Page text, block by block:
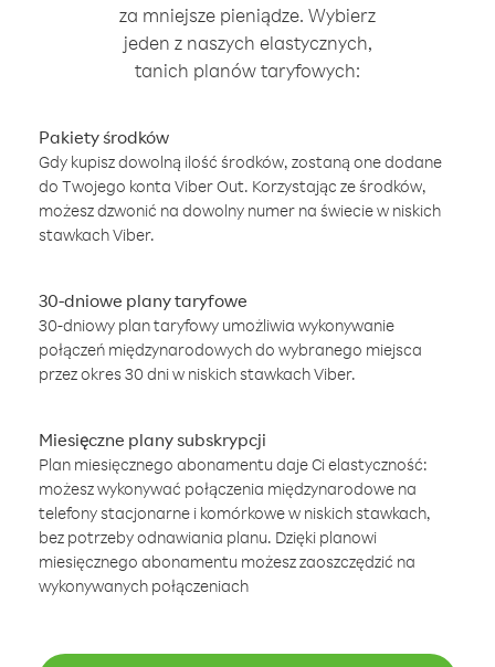
za mniejsze pieniądze. Wybierz
jeden z naszych elastycznych,
tanich planów taryfowych:
Pakiety środków
Gdy kupisz dowolną ilość środków, zostaną one dodane
do Twojego konta Viber Out. Korzystając ze środków,
możesz dzwonić na dowolny numer na świecie w niskich
stawkach Viber.
30-dniowe plany taryfowe
30-dniowy plan taryfowy umożliwia wykonywanie
połączeń międzynarodowych do wybranego miejsca
przez okres 30 dni w niskich stawkach Viber.
Miesięczne plany subskrypcji
Plan miesięcznego abonamentu daje Ci elastyczność:
możesz wykonywać połączenia międzynarodowe na
telefony stacjonarne i komórkowe w niskich stawkach,
bez potrzeby odnawiania planu. Dzięki planowi
miesięcznego abonamentu możesz zaoszczędzić na
wykonywanych połączeniach